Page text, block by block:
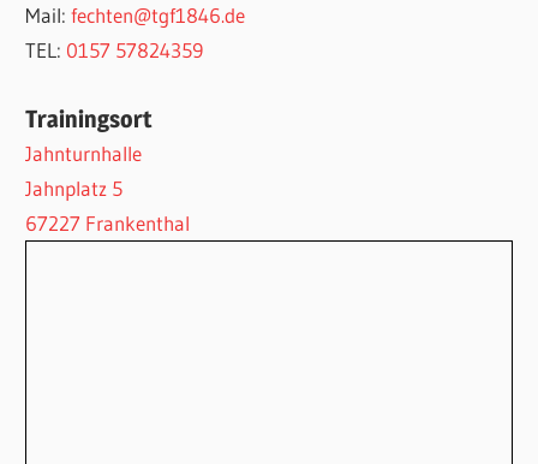
Mail:fechten@tgf1846.de
TEL: 0157 57824359
Trainingsort
Jahnturnhalle
Jahnplatz 5
67227 Frankenthal